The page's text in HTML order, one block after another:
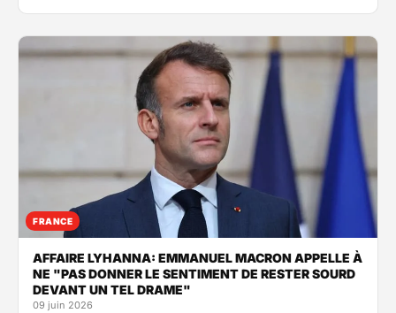
FRANCE
AFFAIRE LYHANNA: EMMANUEL MACRON APPELLE À
NE "PAS DONNER LE SENTIMENT DE RESTER SOURD
DEVANT UN TEL DRAME"
09 juin 2026